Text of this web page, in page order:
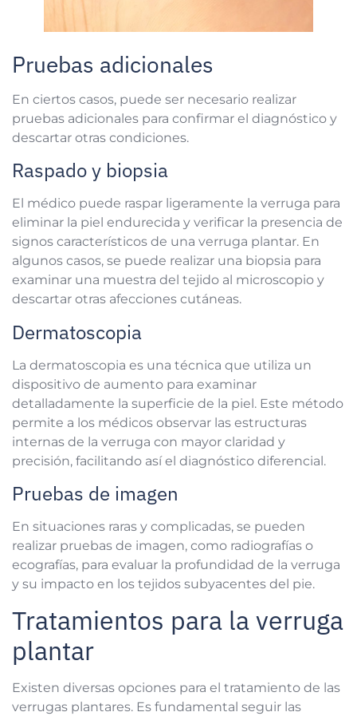
Pruebas adicionales
En ciertos casos, puede ser necesario realizar
pruebas adicionales para confirmar el diagnóstico y
descartar otras condiciones.
Raspado y biopsia
El médico puede raspar ligeramente la verruga para
eliminar la piel endurecida y verificar la presencia de
signos característicos de una verruga plantar. En
algunos casos, se puede realizar una biopsia para
examinar una muestra del tejido al microscopio y
descartar otras afecciones cutáneas.
Dermatoscopia
La dermatoscopia es una técnica que utiliza un
dispositivo de aumento para examinar
detalladamente la superficie de la piel. Este método
permite a los médicos observar las estructuras
internas de la verruga con mayor claridad y
precisión, facilitando así el diagnóstico diferencial.
Pruebas de imagen
En situaciones raras y complicadas, se pueden
realizar pruebas de imagen, como radiografías o
ecografías, para evaluar la profundidad de la verruga
y su impacto en los tejidos subyacentes del pie.
Tratamientos para la verruga
plantar
Existen diversas opciones para el tratamiento de las
verrugas plantares. Es fundamental seguir las